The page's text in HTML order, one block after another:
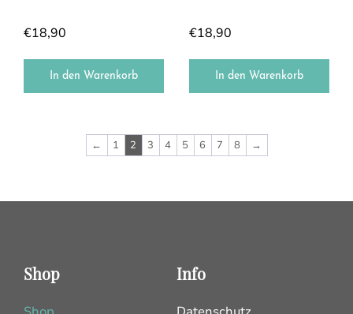
€18,90
In den Warenkorb
€18,90
In den Warenkorb
← 1 2 3 4 5 6 7 8 →
Shop Info